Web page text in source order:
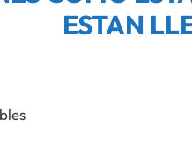
ESTAN